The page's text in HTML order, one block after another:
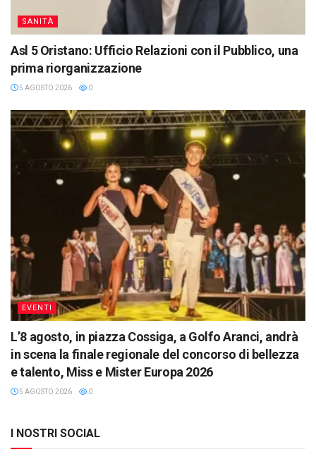
SANITÀ
Asl 5 Oristano: Ufficio Relazioni con il Pubblico, una
prima riorganizzazione
5 AGOSTO 2026 0
EVENTI
L’8 agosto, in piazza Cossiga, a Golfo Aranci, andrà
in scena la finale regionale del concorso di bellezza
e talento, Miss e Mister Europa 2026
5 AGOSTO 2026 0
I NOSTRI SOCIAL